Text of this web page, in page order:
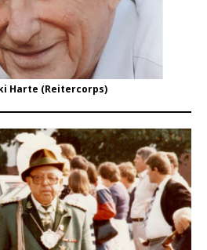
Harte (Reitercorps)